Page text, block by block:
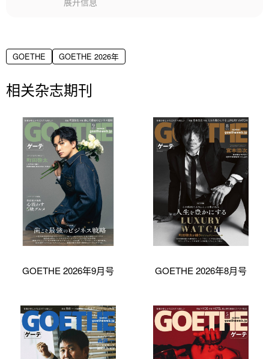
GOETHE GOETHE 2026年
相关杂志期刊
GOETHE 2026年9月号 GOETHE 2026年8月号